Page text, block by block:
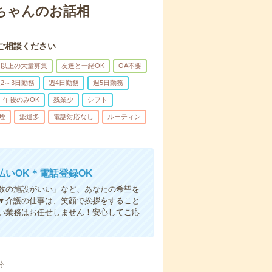
ゃんのお話相
相談ください
上の大量募集 友達と一緒OK OA不要
～3日勤務 週4日勤務 週5日勤務
午後のみOK 残業少 シフト
派遣多 電話対応なし ルーティン
いOK＊電話登録OK
施設がいい」など、あなたの希望を
護の仕事は、笑顔で挨拶をすること
業務はお任せしません！安心してご応